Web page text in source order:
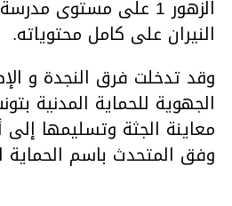
الزهور 1 على مستوى
النيران على كامل محتوياته.
وقد تدخلت فرق النجدة و
الجهوية للحماية المدنية
معاينة الجثة وتسليمها إلى
وفق المتحدث باسم الحماية